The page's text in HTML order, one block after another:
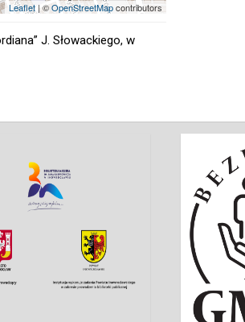
Leaflet | ©OpenStreetMapcontributors
J. Słowackiego, w